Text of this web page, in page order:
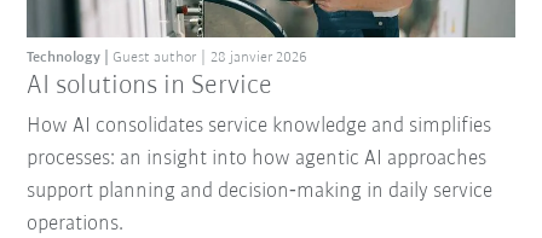
AI solutions in Service
Technology Guest author 28 janvier 2026
How AI consolidates service knowledge and simplifies
processes: an insight into how agentic AI approaches
support planning and decision‑making in daily service
operations.